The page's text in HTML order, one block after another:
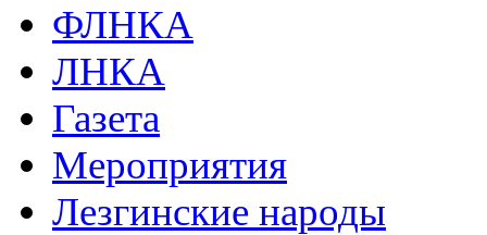
ФЛНКА
ЛНКА
Газета
Мероприятия
Лезгинские народы